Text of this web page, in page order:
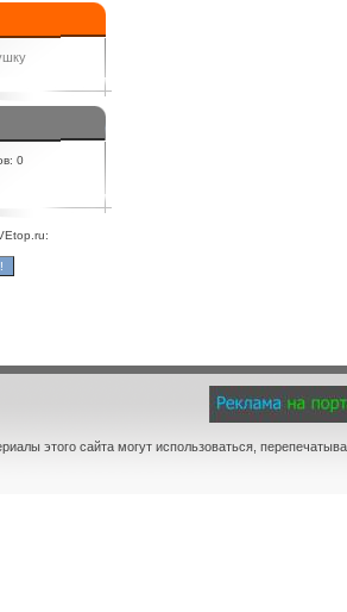
0
этого сайта могут использоваться,